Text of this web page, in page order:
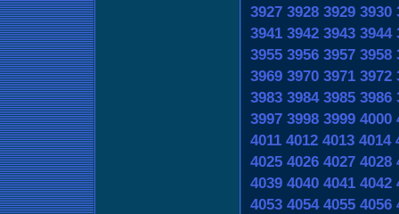
3927 3928 3929 3930
3941 3942 3943 3944
3955 3956 3957 3958
3969 3970 3971 3972
3983 3984 3985 3986
3997 3998 3999 4000
4011 4012 4013 4014
4025 4026 4027 4028
4039 4040 4041 4042
4053 4054 4055 4056